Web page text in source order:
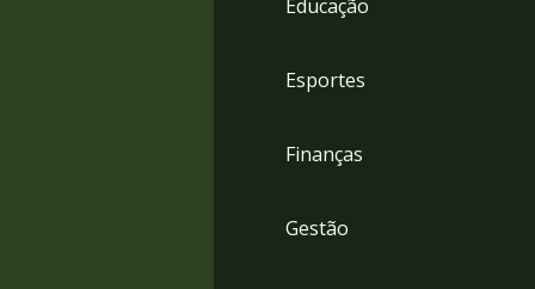
Educação
Esportes
Finanças
Gestão